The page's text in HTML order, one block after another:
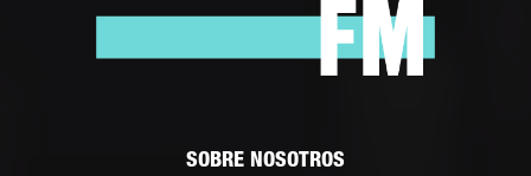
SOBRE NOSOTROS